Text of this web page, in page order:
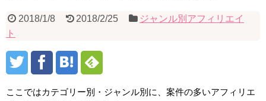
2018/1/8 2018/2/25
ジャンル別アフィリエイ
ト
ここではカテゴリー別・ジャンル別に、案件の多いアフィリエ